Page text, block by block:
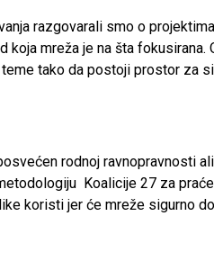
razgovarali smo o
koja mreža je na šta
tako da postoji prostor za
rodnoj ravnopravnosti
Koalicije 27 za
koristi jer će mreže sigurno